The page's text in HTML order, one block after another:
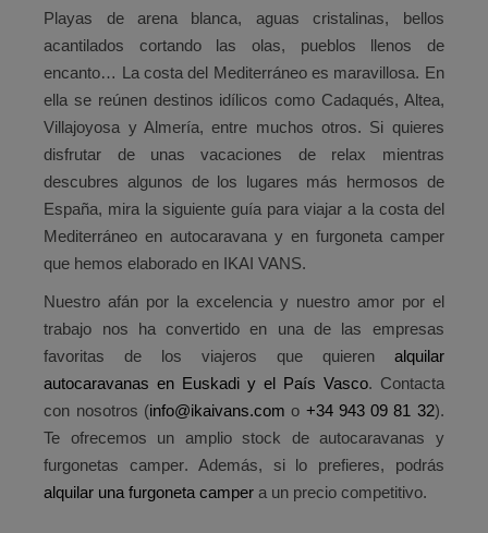
Playas de arena blanca, aguas cristalinas, bellos
acantilados cortando las olas, pueblos llenos de
encanto… La costa del Mediterráneoes maravillosa. En
ella se reúnen destinos idílicos como Cadaqués, Altea,
Villajoyosa y Almería, entre muchos otros. Si quieres
disfrutar de unas vacaciones de relax mientras
descubres algunos de los lugares más hermosos de
España, mira la siguiente guía para viajar a la costa del
Mediterráneo en autocaravana y en furgoneta camper
que hemos elaborado en IKAI VANS.
Nuestro afán por la excelencia y nuestro amor por el
trabajo nos ha convertido en una de las empresas
favoritas de los viajeros que quieren alquilar
autocaravanas en Euskadi y el País Vasco. Contacta
con nosotros (info@ikaivans.com o +34 943 09 81 32).
Te ofrecemos un amplio stock de autocaravanas y
furgonetas camper. Además, si lo prefieres, podrás
alquilar una furgoneta camper a un precio competitivo.